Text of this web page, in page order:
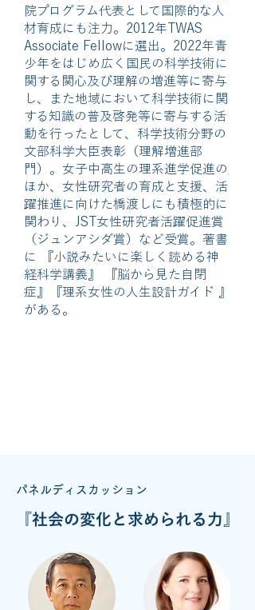
院プログラム代表として国際的な人
材育成にも注力。2012年TWAS
Associate Fellowに選出。2022年青
少年をはじめ広く国民の科学技術に
関する関心及び理解の増進等に寄与
し、また地域において科学技術に関
する知識の普及啓発等に寄与する活
動を行ったとして、科学技術分野の
文部科学大臣表彰（理解増進部
門）。女子中高生の理系進学促進の
ほか、女性研究者の育成と支援、活
躍推進に向けた橋渡しにも積極的に
関わり、JST女性研究者活躍促進賞
（ジュンアシダ賞）など受賞。著書
に 『小説みたいに楽しく読める神
経科学講義』 『脳から見た自閉
症』『理系女性の人生設計ガイド 』
がある。
パネルディスカッション
『社会の変化と求められる力』